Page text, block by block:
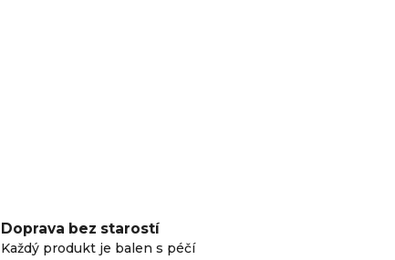
Doprava bez starostí
Každý produkt je balen s péčí